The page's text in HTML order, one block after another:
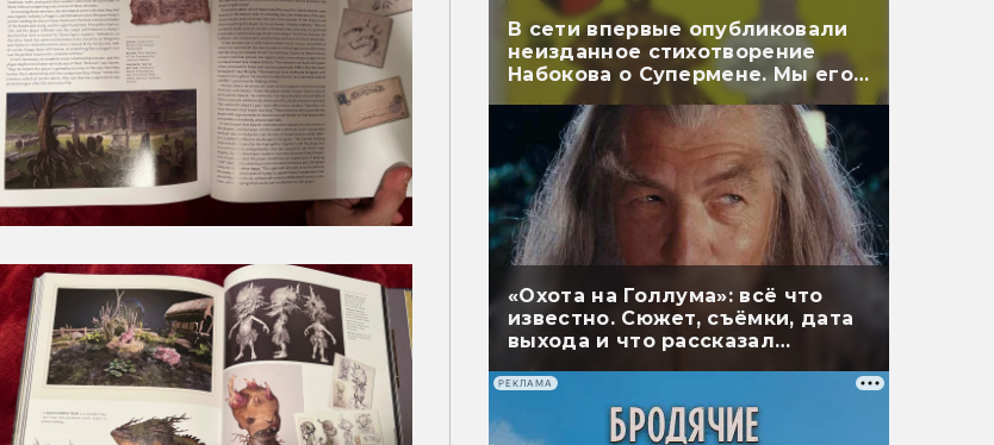
В сети впервые опубликовали
неизданное стихотворение
Набокова о Супермене. Мы его
перевели
«Охота на Голлума»: всё что
известно. Сюжет, съёмки, дата
выхода и что рассказал
РЕКЛАМА